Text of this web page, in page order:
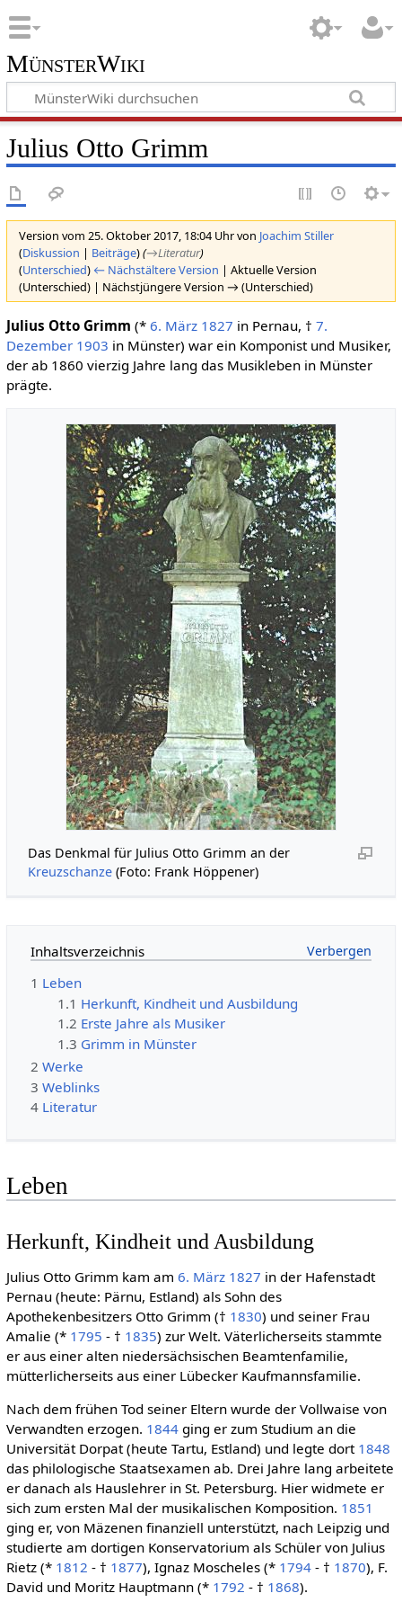
MünsterWiki
Julius Otto Grimm
Version vom 25. Oktober 2017, 18:04 Uhr von Joachim Stiller
(Diskussion | Beiträge)(→‎Literatur)
(Unterschied) ← Nächstältere Version | Aktuelle Version
(Unterschied) | Nächstjüngere Version → (Unterschied)
Julius Otto Grimm (* 6. März 1827 in Pernau, † 7.
Dezember 1903 in Münster) war ein Komponist und Musiker,
der ab 1860 vierzig Jahre lang das Musikleben in Münster
prägte.
Das Denkmal für Julius Otto Grimm an der
Kreuzschanze(Foto: Frank Höppener)
Inhaltsverzeichnis
1 Leben
1.1 Herkunft, Kindheit und Ausbildung
1.2 Erste Jahre als Musiker
1.3 Grimm in Münster
2 Werke
3 Weblinks
4 Literatur
Leben
Herkunft, Kindheit und Ausbildung
Julius Otto Grimm kam am 6. März 1827 in der Hafenstadt
Pernau (heute: Pärnu, Estland) als Sohn des
Apothekenbesitzers Otto Grimm († 1830) und seiner Frau
Amalie (* 1795 - † 1835) zur Welt. Väterlicherseits stammte
er aus einer alten niedersächsischen Beamtenfamilie,
mütterlicherseits aus einer Lübecker Kaufmannsfamilie.
Nach dem frühen Tod seiner Eltern wurde der Vollwaise von
Verwandten erzogen. 1844ging er zum Studium an die
Universität Dorpat (heute Tartu, Estland) und legte dort 1848
das philologische Staatsexamen ab. Drei Jahre lang arbeitete
er danach als Hauslehrer in St. Petersburg. Hier widmete er
sich zum ersten Mal der musikalischen Komposition. 1851
ging er, von Mäzenen finanziell unterstützt, nach Leipzig und
studierte am dortigen Konservatorium als Schüler von Julius
Rietz (* 1812 - † 1877), Ignaz Moscheles (* 1794- † 1870), F.
David und Moritz Hauptmann (* 1792 - † 1868).